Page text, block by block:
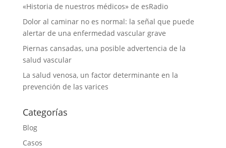
«Historia de nuestros médicos» de esRadio
Dolor al caminar no es normal: la señal que puede
alertar de una enfermedad vascular grave
Piernas cansadas, una posible advertencia de la
salud vascular
La salud venosa, un factor determinante en la
prevención de las varices
Categorías
Blog
Casos